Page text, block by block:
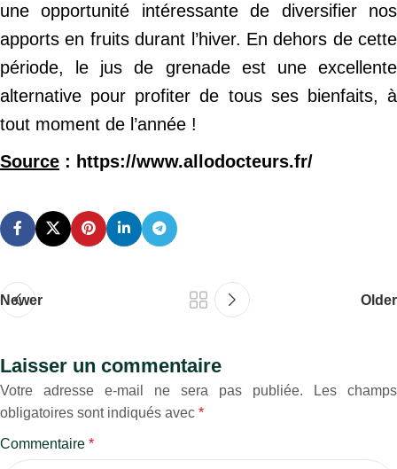
une opportunité intéressante de diversifier nos
apports en fruits durant l’hiver. En dehors de cette
période, le jus de grenade est une excellente
alternative pour profiter de tous ses bienfaits, à
tout moment de l’année !
Source : https://www.allodocteurs.fr/
Newer Older
Laisser un commentaire
Votre adresse e-mail ne sera pas publiée.
Les champs
obligatoires sont indiqués avec *
Commentaire *